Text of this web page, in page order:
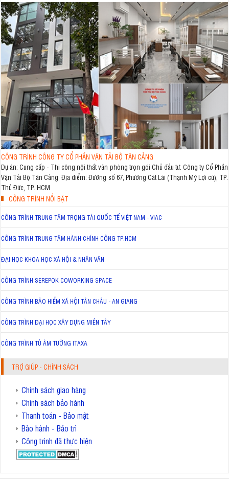
CÔNG TRÌNH CÔNG TY CỔ PHẦN VẬN TẢI BỘ TÂN CẢNG
Dự án: Cung cấp - Thi công nội thất văn phòng trọn gói Chủ đầu tư: Công ty Cổ Phần
Vận Tải Bộ Tân Cảng Địa điểm: Đường số 67, Phường Cát Lái (Thạnh Mỹ Lợi cũ), TP.
Thủ Đức, TP. HCM
CÔNG TRÌNH NỔI BẬT
CÔNG TRÌNH TRUNG TÂM TRỌNG TÀI QUỐC TẾ VIỆT NAM - VIAC
CÔNG TRÌNH TRUNG TÂM HÀNH CHÍNH CÔNG TP.HCM
ĐẠI HỌC KHOA HỌC XÃ HỘI & NHÂN VĂN
CÔNG TRÌNH SEREPOK COWORKING SPACE
CÔNG TRÌNH BẢO HIỂM XÃ HỘI TÂN CHÂU - AN GIANG
CÔNG TRÌNH ĐẠI HỌC XÂY DỰNG MIỀN TÂY
CÔNG TRÌNH TỦ ÂM TƯỜNG ITAXA
TRỢ GIÚP - CHÍNH SÁCH
Chính sách giao hàng
Chính sách bảo hành
Thanh toán - Bảo mật
Bảo hành - Bảo trì
Công trình đã thực hiện